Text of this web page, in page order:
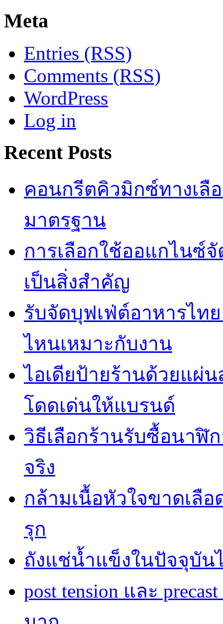
Meta
Entries (RSS)
Comments (RSS)
WordPress
Log in
Recent Posts
คอนกรีตคิวมิกซ์ทางเลื
มาตรฐาน
การเลือกใช้ออแกไนซ์
เป็นสิ่งสำคัญ
รับจัดบุฟเฟ่ต์อาหารไท
ไหนเหมาะกับงาน
ไอเดียป้ายร้านด้วยแผ่
โดดเด่นให้แบรนด์
วิธีเลือกร้านรับซื้อนาฬิ
จริง
กล้ามเนื้อหัวใจขาดเลื
รุก
ถังแช่น้ำแข็งในปัจจุบัน
post tension และ